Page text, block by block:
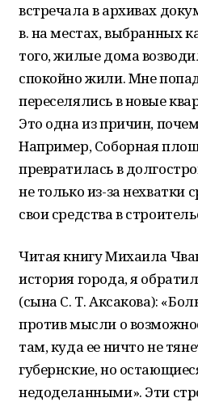
встречала в архивах
в. на местах, выбранных
того, жилые дома
спокойно жили. Мне
переселялись в новые
Это одна из причин,
Например, Соборная
превратилась в
не только из-за нехватки
свои средства в
Читая книгу Михаила
история города, я
(сына С. Т. Аксакова):
против мысли о
там, куда ее ничто не
губернские, но
недоделанными». Эти